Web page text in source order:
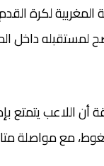
لكرة
لمستقبله داخل
اللاعب يتمتع
مع مواصلة